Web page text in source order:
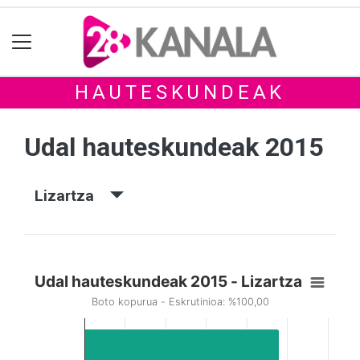
HAUTESKUNDEAK
Udal hauteskundeak 2015
Lizartza
Udal hauteskundeak 2015 - Lizartza
Boto kopurua - Eskrutinioa: %100,00